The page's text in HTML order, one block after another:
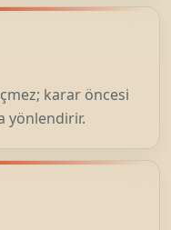
karar öncesi
yönlendirir.